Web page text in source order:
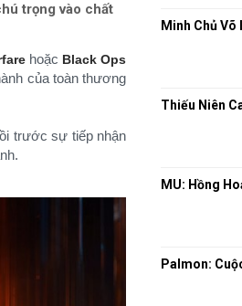
trọng vào chất
hoặc Black Ops
của toàn thương
trước sự tiếp nhận
Minh Chủ Võ
Thiếu Niên
MU: Hồng
Palmon: